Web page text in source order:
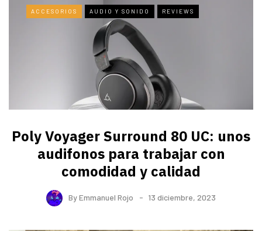
ACCESORIOS AUDIO Y SONIDO REVIEWS
Poly Voyager Surround 80 UC: unos
audifonos para trabajar con
comodidad y calidad
ByEmmanuel Rojo 13 diciembre, 2023